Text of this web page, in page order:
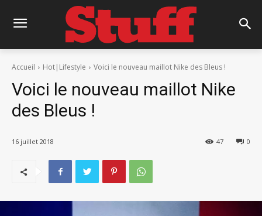
Accueil Hot|Lifestyle Voici le nouveau maillot Nike des Bleus !
Voici le nouveau maillot Nike
des Bleus !
16 juillet 2018 0
47